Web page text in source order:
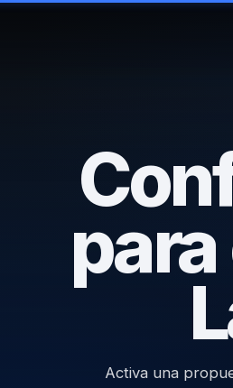
Activa una